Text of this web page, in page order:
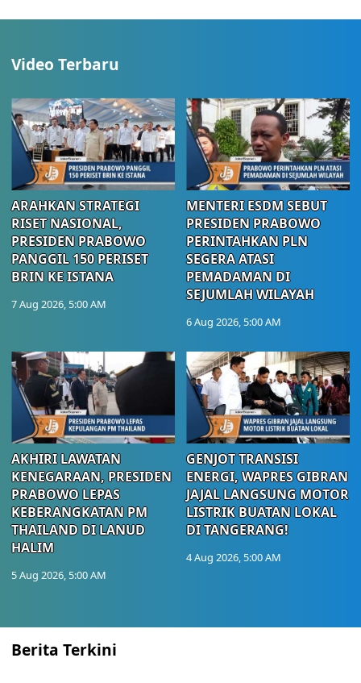
Video Terbaru
ARAHKAN STRATEGI
RISET NASIONAL,
PRESIDEN PRABOWO
PANGGIL 150 PERISET
BRIN KE ISTANA
7 Aug 2026, 5:00 AM
MENTERI ESDM SEBUT
PRESIDEN PRABOWO
PERINTAHKAN PLN
SEGERA ATASI
PEMADAMAN DI
SEJUMLAH WILAYAH
6 Aug 2026, 5:00 AM
AKHIRI LAWATAN
KENEGARAAN, PRESIDEN
PRABOWO LEPAS
KEBERANGKATAN PM
THAILAND DI LANUD
HALIM
5 Aug 2026, 5:00 AM
GENJOT TRANSISI
ENERGI, WAPRES GIBRAN
JAJAL LANGSUNG MOTOR
LISTRIK BUATAN LOKAL
DI TANGERANG!
4 Aug 2026, 5:00 AM
Berita Terkini